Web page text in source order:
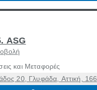
ASG
και Μεταφορές
20, Γλυφάδα, Αττική,